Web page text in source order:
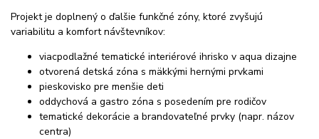
Projekt je doplnený o ďalšie funkčné zóny, ktoré zvyšujú
variabilitu a komfort návštevníkov:
viacpodlažné tematické interiérové ihrisko v aqua dizajne
otvorená detská zóna s mäkkými hernými prvkami
pieskovisko pre menšie deti
oddychová a gastro zóna s posedením pre rodičov
tematické dekorácie a brandovateľné prvky (napr. názov
centra)